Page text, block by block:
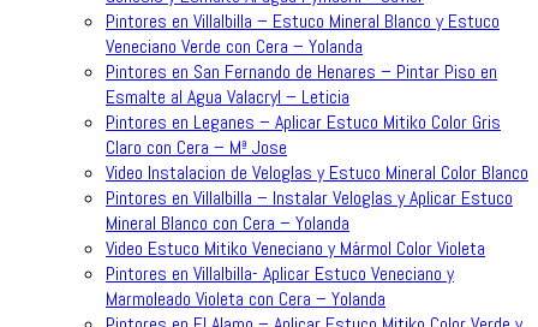
Pintores en Villalbilla – Estuco Mineral Blanco y Estuco
Veneciano Verde con Cera – Yolanda
Pintores en San Fernando de Henares – Pintar Piso en
Esmalte al Agua Valacryl – Leticia
Pintores en Leganes – Aplicar Estuco Mitiko Color Gris
Claro con Cera – Mª Jose
Video Instalacion de Veloglas y Estuco Mineral Color Blanco
Pintores en Villalbilla – Instalar Veloglas y Aplicar Estuco
Mineral Blanco con Cera – Yolanda
Video Estuco Mitiko Veneciano y Mármol Color Violeta
Pintores en Villalbilla- Aplicar Estuco Veneciano y
Marmoleado Violeta con Cera – Yolanda